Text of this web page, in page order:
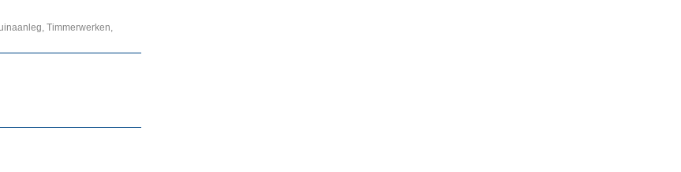
Timmerwerken,